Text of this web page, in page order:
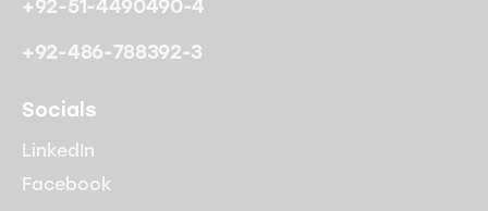
+92-51-4490490-4
+92-486-788392-3
Socials
LinkedIn
Facebook